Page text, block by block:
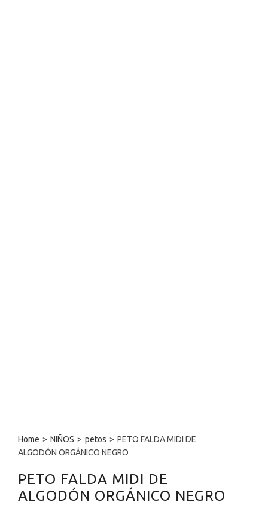
Home > NIÑOS > petos > PETO FALDA MIDI DE
ALGODÓN ORGÁNICO NEGRO
PETO FALDA MIDI DE
ALGODÓN ORGÁNICO NEGRO